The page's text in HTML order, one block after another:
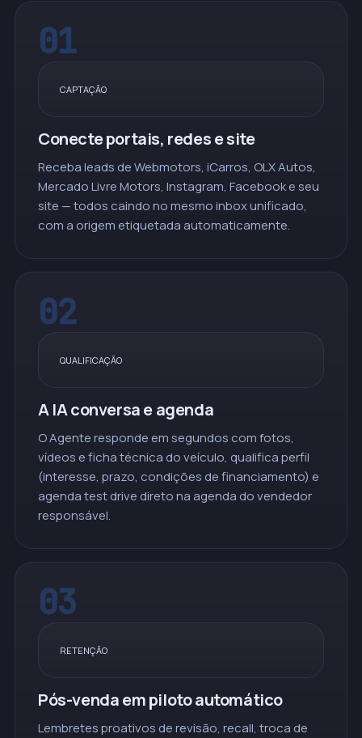
01
CAPTAÇÃO
Conecte portais, redes e site
Receba leads de Webmotors, iCarros, OLX Autos,
Mercado Livre Motors, Instagram, Facebook e seu
site — todos caindo no mesmo inbox unificado,
com a origem etiquetada automaticamente.
02
QUALIFICAÇÃO
A IA conversa e agenda
O Agente responde em segundos com fotos,
vídeos e ficha técnica do veículo, qualifica perfil
(interesse, prazo, condições de financiamento) e
agenda test drive direto na agenda do vendedor
responsável.
03
RETENÇÃO
Pós-venda em piloto automático
Lembretes proativos de revisão, recall, troca de